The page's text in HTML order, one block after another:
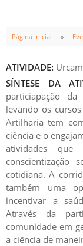
07
Página Inicial
ATIVIDADE:
SÍNTESE DA
particiapação
levando os
Artilharia tem
ciência e o
atividades
cotidiana. A
também uma
incentivar a
Através da
comunidade em
a ciência de